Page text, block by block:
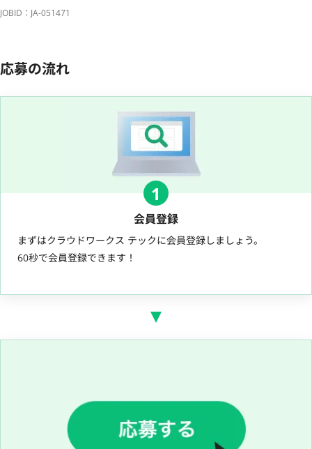
JOBID：JA-051471
応募の流れ
1
会員登録
まずはクラウドワークス テックに会員登録しましょう。
60秒で会員登録できます！